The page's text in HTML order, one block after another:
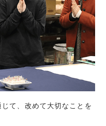
て、改めて大切なことを